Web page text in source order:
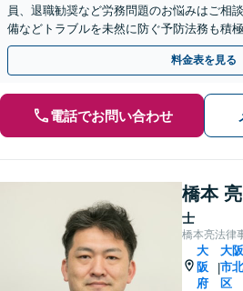
員、退職勧奨など労務問題のお悩みはご相
備などトラブルを未然に防ぐ予防法務も積
契約もお任せください【初回相談無料】【
料金表を見る
電話でお問い合わせ
橋本 亮
士
橋本亮法律
大
阪
府
|
大阪
市北
区